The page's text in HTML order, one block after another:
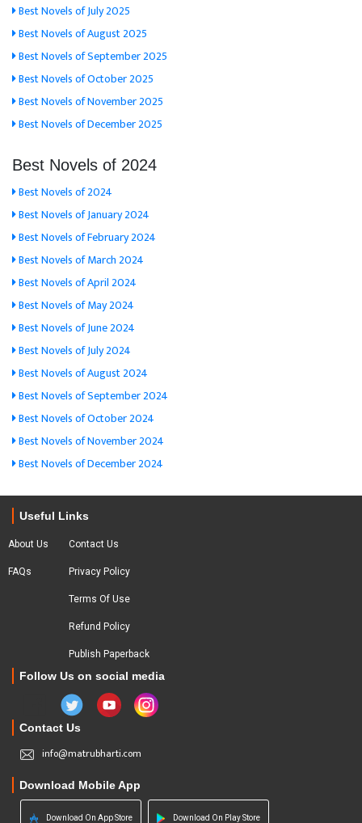
Best Novels of July 2025
Best Novels of August 2025
Best Novels of September 2025
Best Novels of October 2025
Best Novels of November 2025
Best Novels of December 2025
Best Novels of 2024
Best Novels of 2024
Best Novels of January 2024
Best Novels of February 2024
Best Novels of March 2024
Best Novels of April 2024
Best Novels of May 2024
Best Novels of June 2024
Best Novels of July 2024
Best Novels of August 2024
Best Novels of September 2024
Best Novels of October 2024
Best Novels of November 2024
Best Novels of December 2024
Useful Links
About Us
FAQs
Contact Us
Privacy Policy
Terms Of Use
Refund Policy
Publish Paperback
Follow Us on social media
Contact Us
info@matrubharti.com
Download Mobile App
Download On App Store Download On Play Store